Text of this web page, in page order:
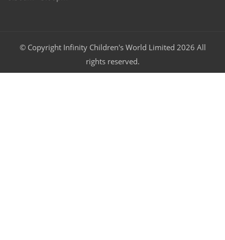
© Copyright Infinity Children's World Limited 2026 All
rights reserved.